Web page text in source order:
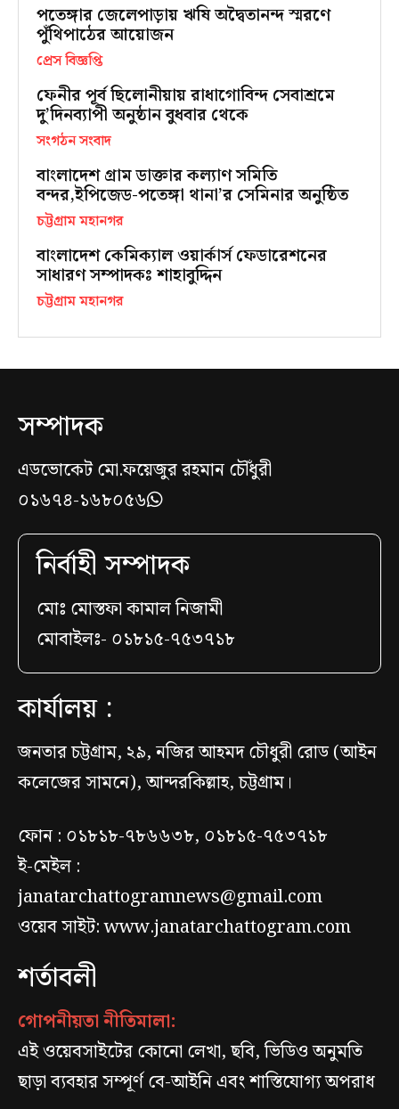
পতেঙ্গার জেলেপাড়ায় ঋষি অদ্বৈতানন্দ স্মরণে
পুঁথিপাঠের আয়োজন
প্রেস বিজ্ঞপ্তি
ফেনীর পূর্ব ছিলোনীয়ায় রাধাগোবিন্দ সেবাশ্রমে
দু’দিনব্যাপী অনুষ্ঠান বুধবার থেকে
সংগঠন সংবাদ
বাংলাদেশ গ্রাম ডাক্তার কল্যাণ সমিতি
বন্দর,ইপিজেড-পতেঙ্গা থানা’র সেমিনার অনুষ্ঠিত
চট্টগ্রাম মহানগর
বাংলাদেশ কেমিক্যাল ওয়ার্কার্স ফেডারেশনের
সাধারণ সম্পাদকঃ শাহাবুদ্দিন
চট্টগ্রাম মহানগর
সম্পাদক
এডভোকেট মো.ফয়েজুর রহমান চৌঁধুরী
০১৬৭৪-১৬৮০৫৬
নির্বাহী সম্পাদক
মোঃ মোস্তফা কামাল নিজামী
মোবাইলঃ- ০১৮১৫-৭৫৩৭১৮
কার্যালয় :
জনতার চট্টগ্রাম, ২৯, নজির আহমদ চৌধুরী রোড (আইন
কলেজের সামনে), আন্দরকিল্লাহ, চট্টগ্রাম।
ফোন : ০১৮১৮-৭৮৬৬৩৮, ০১৮১৫-৭৫৩৭১৮
ই-মেইল :
janatarchattogramnews@gmail.com
ওয়েব সাইট: www.janatarchattogram.com
শর্তাবলী
গোপনীয়তা নীতিমালা:
এই ওয়েবসাইটের কোনো লেখা, ছবি, ভিডিও অনুমতি
ছাড়া ব্যবহার সম্পূর্ণ বে-আইনি এবং শাস্তিযোগ্য অপরাধ